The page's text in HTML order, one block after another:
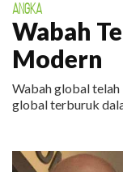
ANGKA
Wabah
Modern
Wabah global
global terburuk